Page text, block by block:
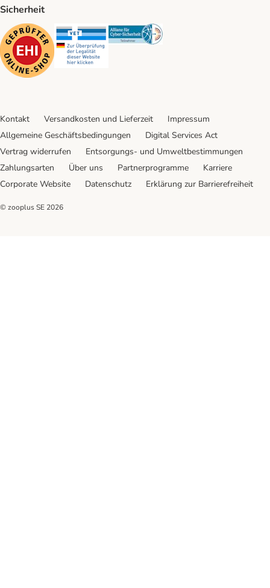
Sicherheit
Security Security Security
Kontakt Versandkosten und Lieferzeit
Impressum
Allgemeine Geschäftsbedingungen
Digital Services Act
Vertrag widerrufen
Entsorgungs- und Umweltbestimmungen
Zahlungsarten
Über uns Partnerprogramme
Karriere
Corporate Website
Datenschutz Erklärung zur Barrierefreiheit
© zooplus SE 2026